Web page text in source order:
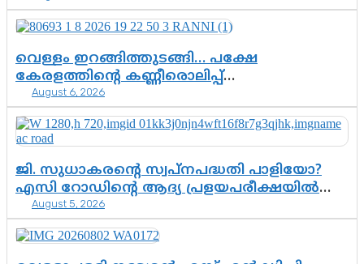
വെള്ളം ഇറങ്ങിത്തുടങ്ങി… പക്ഷേ
കേരളത്തിന്റെ കണ്ണീരൊലിപ്പ്
എന്നവസാനിക്കും?
August 6, 2026
ജി. സുധാകരന്റെ സ്വപ്നപദ്ധതി പാളിയോ?
എസി റോഡിന്റെ ആദ്യ പ്രളയപരീക്ഷയിൽ
ഉയരുന്നത് ഗുരുതര ചോദ്യങ്ങൾ
August 5, 2026